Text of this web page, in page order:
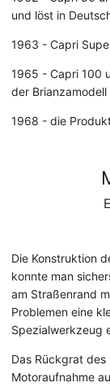
und löst in
1963 - Capri
1965 - Capri 100
der
1968 - die
Die Konstruktion
konnte man
am Straßenrand
Problemen eine
Spezialwerkzeug
Das Rückgrat des
Motoraufnahme